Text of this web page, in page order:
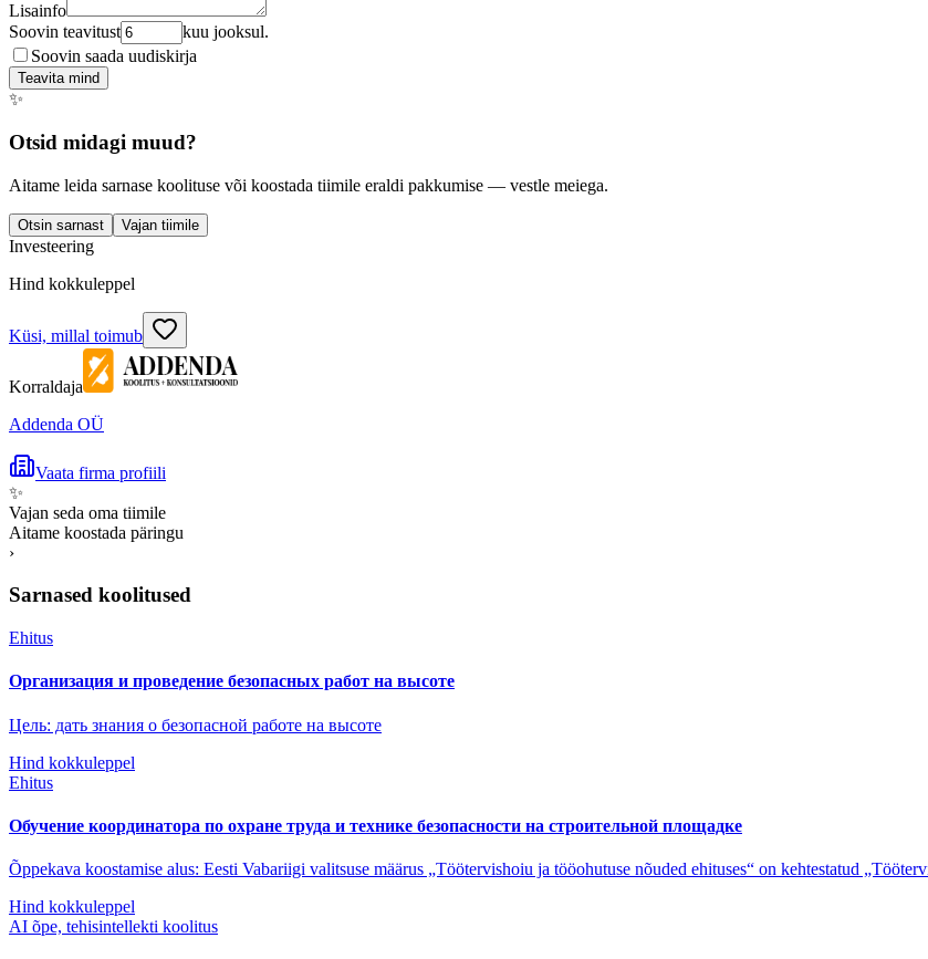
Lisainfo
Soovin teavitust
kuu jooksul.
Soovin saada uudiskirja
Teavita mind
✨
Otsid midagi muud?
Aitame leida sarnase koolituse või koostada tiimile eraldi pakkumise — vestle meiega.
Otsin sarnast Vajan tiimile
Investeering
Hind kokkuleppel
Küsi, millal toimub
Korraldaja
Addenda OÜ
Vaata firma profiili
✨
Vajan seda oma tiimile
Aitame koostada päringu
›
Sarnased koolitused
Ehitus
Организация и проведение безопасных работ на высоте
Цель: дать знания о безопасной работе на высоте
Hind kokkuleppel
Ehitus
Обучение координатора по охране труда и технике безопасности на строительной площадке
Õppekava koostamise alus: Eesti Vabariigi valitsuse määrus „Töötervishoiu ja tööohutuse nõuded ehituses“ on kehtestatud
Hind kokkuleppel
AI õpe, tehisintellekti koolitus